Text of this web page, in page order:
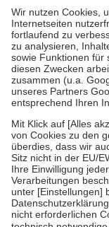
höchstens zehn Euro.
Kosten der Leistung
Diese Regeln gelten
Bei Heilmitteln und
Zuzahlung zehn
Verordnung.
Um das Engagement
stärken und die
fallenkeine
• Kindern und
mit Ausnahme der
• Untersuchungen
GKV getragen werden
• empfohlenen
• Harn- und